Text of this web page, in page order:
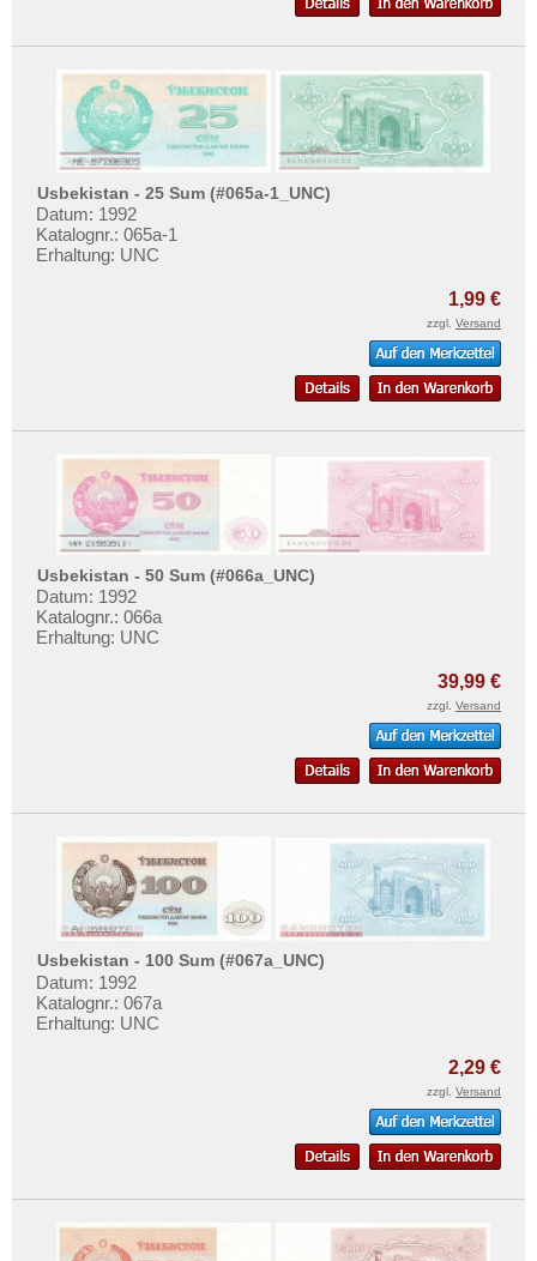
Usbekistan - 25 Sum (#065a-1_UNC)
Datum: 1992
Katalognr.: 065a-1
Erhaltung: UNC
1,99 €
zzgl. Versand
Usbekistan - 50 Sum (#066a_UNC)
Datum: 1992
Katalognr.: 066a
Erhaltung: UNC
39,99 €
zzgl. Versand
Usbekistan - 100 Sum (#067a_UNC)
Datum: 1992
Katalognr.: 067a
Erhaltung: UNC
2,29 €
zzgl. Versand